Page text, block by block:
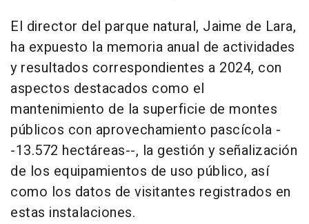
El director del parque natural, Jaime de Lara,
ha expuesto la memoria anual de actividades
y resultados correspondientes a 2024, con
aspectos destacados como el
mantenimiento de la superficie de montes
públicos con aprovechamiento pascícola -
-13.572 hectáreas--, la gestión y señalización
de los equipamientos de uso público, así
como los datos de visitantes registrados en
estas instalaciones.